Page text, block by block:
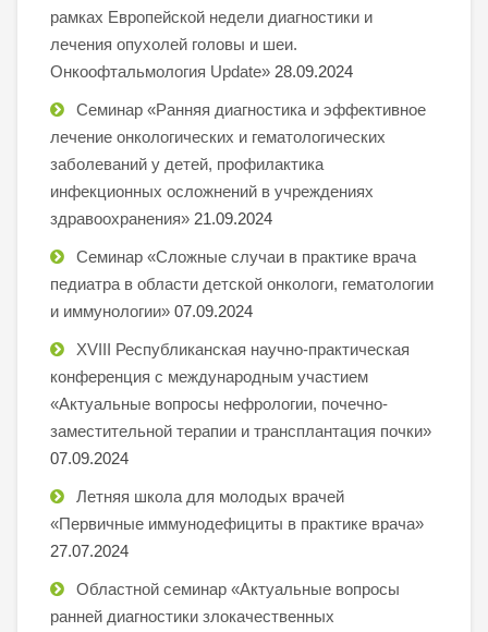
рамках Европейской недели диагностики и
лечения опухолей головы и шеи.
Онкоофтальмология Update» 28.09.2024
Семинар «Ранняя диагностика и эффективное
лечение онкологических и гематологических
заболеваний у детей, профилактика
инфекционных осложнений в учреждениях
здравоохранения» 21.09.2024
Семинар «Сложные случаи в практике врача
педиатра в области детской онкологи, гематологии
и иммунологии» 07.09.2024
XVIII Республиканская научно-практическая
конференция с международным участием
«Актуальные вопросы нефрологии, почечно-
заместительной терапии и трансплантация почки»
07.09.2024
Летняя школа для молодых врачей
«Первичные иммунодефициты в практике врача»
27.07.2024
Областной семинар «Актуальные вопросы
ранней диагностики злокачественных